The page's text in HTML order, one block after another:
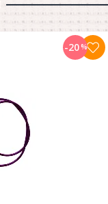
-20%